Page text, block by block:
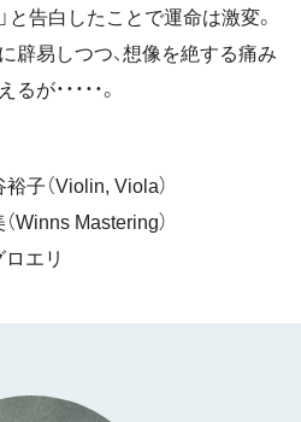
と告白したことで運命は激変。
辟易しつつ、想像を絶する痛み
・・・・・。
子（Violin, Viola）
Winns Mastering）
エリ